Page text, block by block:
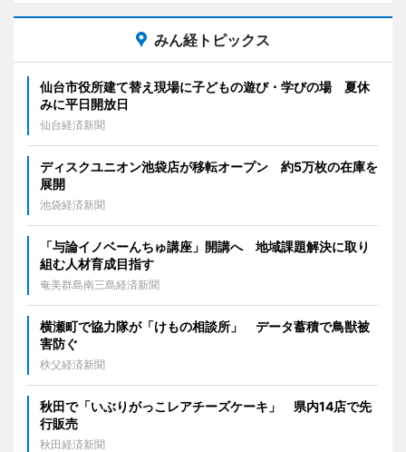
みん経トピックス
仙台市役所建て替え現場に子どもの遊び・学びの場 夏休
みに平日開放日
仙台経済新聞
ディスクユニオン池袋店が移転オープン 約5万枚の在庫を
展開
池袋経済新聞
「与論イノベーんちゅ講座」開講へ 地域課題解決に取り
組む人材育成目指す
奄美群島南三島経済新聞
横瀬町で協力隊が「けもの相談所」 データ蓄積で鳥獣被
害防ぐ
秩父経済新聞
秋田で「いぶりがっこレアチーズケーキ」 県内14店で先
行販売
秋田経済新聞